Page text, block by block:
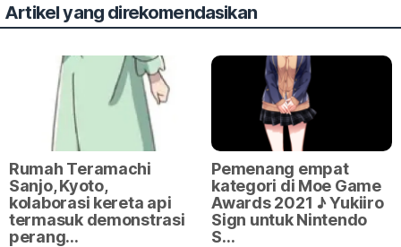
Artikel yang direkomendasikan
Rumah Teramachi
Sanjo, Kyoto,
kolaborasi kereta api
termasuk demonstrasi
perang…
Pemenang empat
kategori di Moe Game
Awards 2021 ♪ Yukiiro
Sign untuk Nintendo
S…